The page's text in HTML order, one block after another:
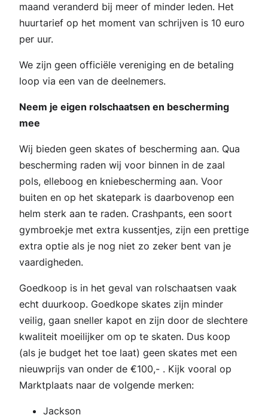
maand veranderd bij meer of minder leden. Het
huurtarief op het moment van schrijven is 10 euro
per uur.
We zijn geen officiële vereniging en de betaling
loop via een van de deelnemers.
Neem je eigen rolschaatsen en bescherming
mee
Wij bieden geen skates of bescherming aan. Qua
bescherming raden wij voor binnen in de zaal
pols, elleboog en kniebescherming aan. Voor
buiten en op het skatepark is daarbovenop een
helm sterk aan te raden. Crashpants, een soort
gymbroekje met extra kussentjes, zijn een prettige
extra optie als je nog niet zo zeker bent van je
vaardigheden.
Goedkoop is in het geval van rolschaatsen vaak
echt duurkoop. Goedkope skates zijn minder
veilig, gaan sneller kapot en zijn door de slechtere
kwaliteit moeilijker om op te skaten. Dus koop
(als je budget het toe laat) geen skates met een
nieuwprijs van onder de €100,- . Kijk vooral op
Marktplaats naar de volgende merken:
Jackson